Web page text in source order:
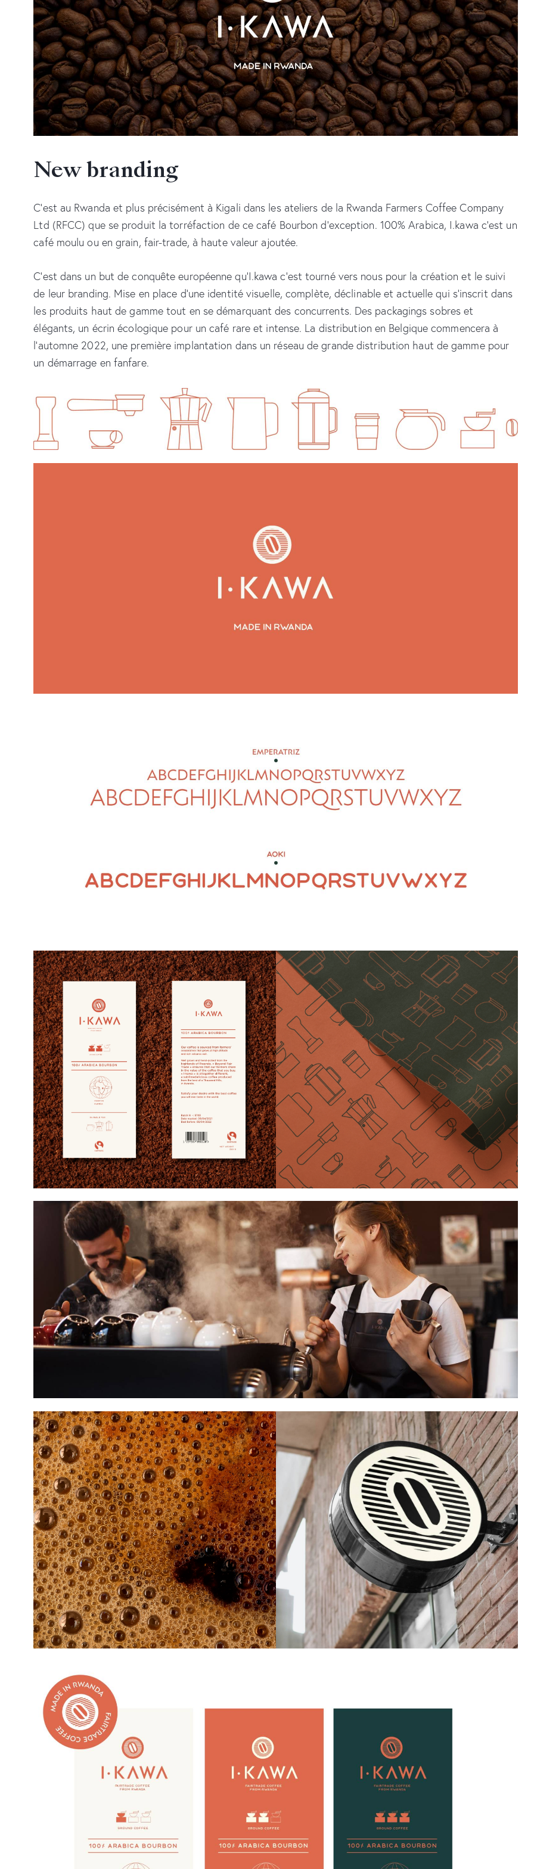
New branding
C’est au Rwanda et plus précisément à Kigali dans les ateliers de la Rwanda Farmers Coffee Company
Ltd (RFCC) que se produit la torréfaction de ce café Bourbon d’exception. 100% Arabica, I.kawa c’est un
café moulu ou en grain, fair-trade, à haute valeur ajoutée.
C’est dans un but de conquête européenne qu’I.kawa c’est tourné vers nous pour la création et le suivi
de leur branding. Mise en place d’une identité visuelle, complète, déclinable et actuelle qui s’inscrit dans
les produits haut de gamme tout en se démarquant des concurrents. Des packagings sobres et
élégants, un écrin écologique pour un café rare et intense. La distribution en Belgique commencera à
l’automne 2022, une première implantation dans un réseau de grande distribution haut de gamme pour
un démarrage en fanfare.
hello@yellow.brussels